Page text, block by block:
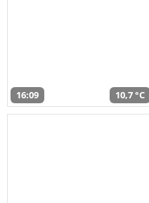
16:09 10,7 °C